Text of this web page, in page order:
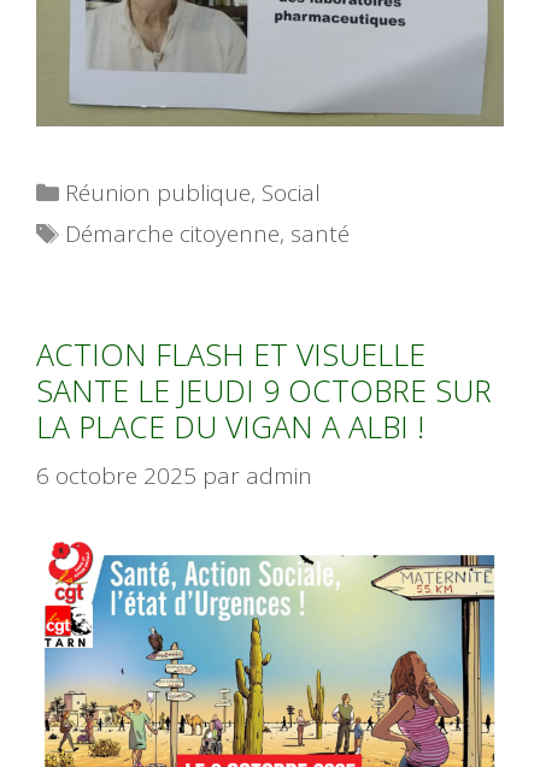
Catégories
Réunion publique, Social
Étiquettes
Démarche citoyenne, santé
ACTION FLASH ET VISUELLE
SANTE LE JEUDI 9 OCTOBRE SUR
LA PLACE DU VIGAN A ALBI !
6 octobre 2025 par admin